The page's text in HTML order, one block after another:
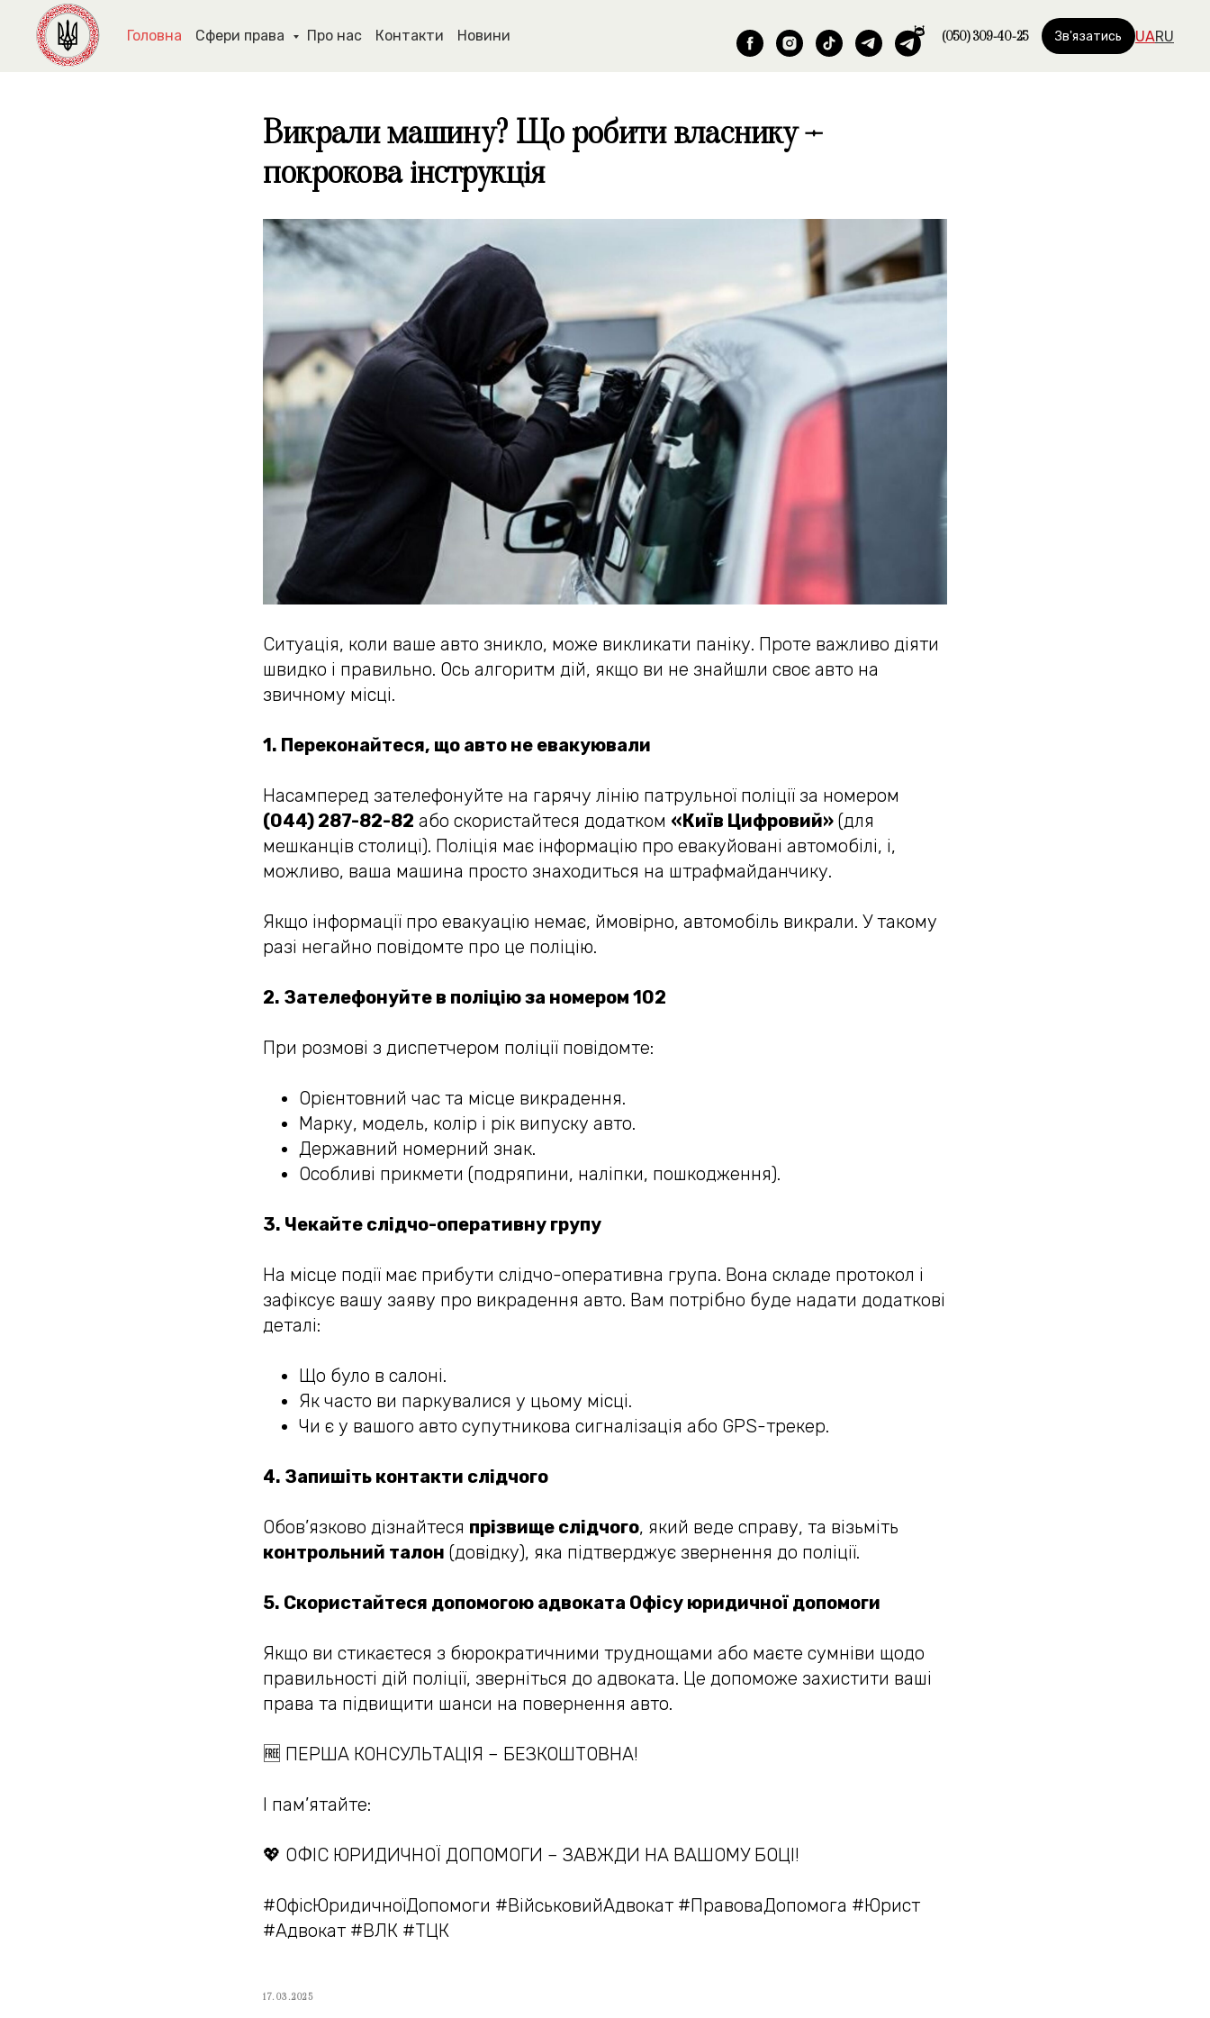
Головна Сфери права Про нас Контакти Новини (050) 309-40-25 Зв'язатись UARU
Викрали машину? Що робити власнику –
покрокова інструкція
Ситуація, коли ваше авто зникло, може викликати паніку. Проте важливо діяти
швидко і правильно. Ось алгоритм дій, якщо ви не знайшли своє авто на
звичному місці.
1. Переконайтеся, що авто не евакуювали
Насамперед зателефонуйте на гарячу лінію патрульної поліції за номером
(044) 287-82-82 або скористайтеся додатком «Київ Цифровий» (для
мешканців столиці). Поліція має інформацію про евакуйовані автомобілі, і,
можливо, ваша машина просто знаходиться на штрафмайданчику.
Якщо інформації про евакуацію немає, ймовірно, автомобіль викрали. У такому
разі негайно повідомте про це поліцію.
2. Зателефонуйте в поліцію за номером 102
При розмові з диспетчером поліції повідомте:
Орієнтовний час та місце викрадення.
Марку, модель, колір і рік випуску авто.
Державний номерний знак.
Особливі прикмети (подряпини, наліпки, пошкодження).
3. Чекайте слідчо-оперативну групу
На місце події має прибути слідчо-оперативна група. Вона складе протокол і
зафіксує вашу заяву про викрадення авто. Вам потрібно буде надати додаткові
деталі:
Що було в салоні.
Як часто ви паркувалися у цьому місці.
Чи є у вашого авто супутникова сигналізація або GPS-трекер.
4. Запишіть контакти слідчого
Обов’язково дізнайтеся прізвище слідчого, який веде справу, та візьміть
контрольний талон (довідку), яка підтверджує звернення до поліції.
5. Скористайтеся допомогою адвоката Офісу юридичної допомоги
Якщо ви стикаєтеся з бюрократичними труднощами або маєте сумніви щодо
правильності дій поліції, зверніться до адвоката. Це допоможе захистити ваші
права та підвищити шанси на повернення авто.
🆓 ПЕРША КОНСУЛЬТАЦІЯ – БЕЗКОШТОВНА!
І пам’ятайте:
💖 ОФІС ЮРИДИЧНОЇ ДОПОМОГИ – ЗАВЖДИ НА ВАШОМУ БОЦІ!
#ОфісЮридичноїДопомоги #ВійськовийАдвокат #ПравоваДопомога #Юрист
#Адвокат #ВЛК #ТЦК
17.03.2025